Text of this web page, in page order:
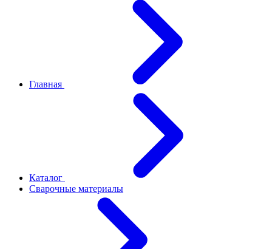
Главная
Каталог
Сварочные материалы